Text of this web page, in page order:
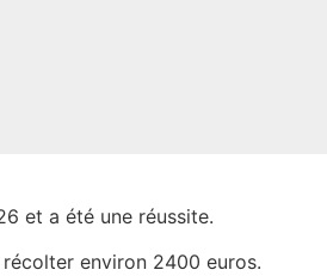
et a été une réussite.
récolter environ 2400 euros.